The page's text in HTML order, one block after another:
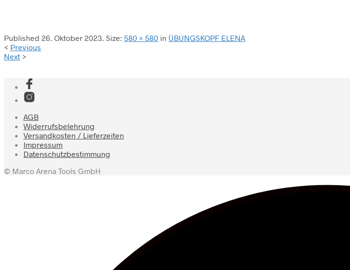
Published 26. Oktober 2023 . Size: 580 × 580 in ÜBUNGSKOPF ELENA
< Previous
Next >
AGB
Widerrufsbelehrung
Versandkosten / Lieferzeiten
Impressum
Datenschutzbestimmung
© Marco Arena Tools GmbH